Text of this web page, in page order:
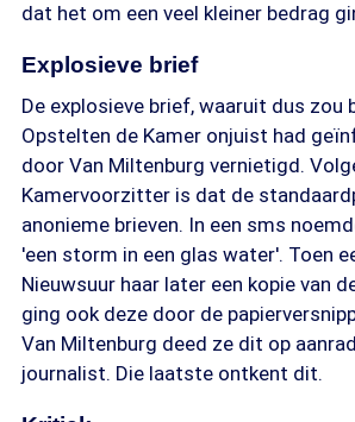
dat het om een veel kleiner bedrag
Explosieve brief
De explosieve brief, waaruit dus zou
Opstelten de Kamer onjuist had
door Van Miltenburg vernietigd.
Kamervoorzitter is dat de
anonieme brieven. In een sms
'een storm in een glas water'. Toen
Nieuwsuur haar later een kopie van
ging ook deze door de
Van Miltenburg deed ze dit op
journalist. Die laatste ontkent dit.